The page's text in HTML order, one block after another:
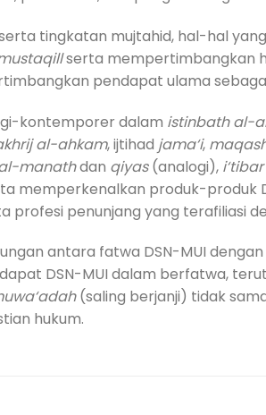
tingkatan mujtahid, hal-hal
serta mempertimbangkan
pendapat ulama
kontemporer dalam istinbath al-
al-ahkam, ijtihad jama‘i,
manathdan qiyas(analogi),
memperkenalkan produk-produk
penunjang yang terafiliasi
antara fatwa DSN-MUI
DSN-MUI dalam berfatwa,
(saling berjanji) tidak
hukum.